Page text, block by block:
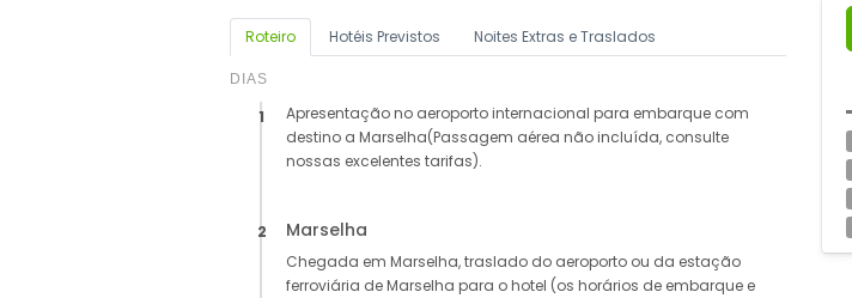
Roteiro Hotéis Previstos Noites Extras e Traslados
DIAS
1
Apresentação no aeroporto internacional para embarque com
destino a Marselha(Passagem aérea não incluída, consulte
nossas excelentes tarifas).
2 Marselha
Chegada em Marselha, traslado do aeroporto ou da estação
ferroviária de Marselha para o hotel (os horários de embarque e